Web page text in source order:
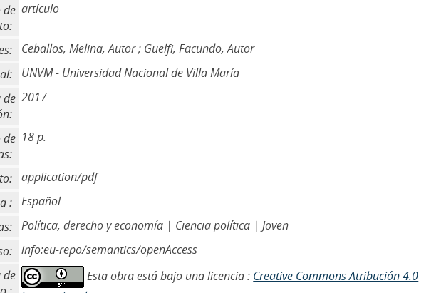
de artículo
Ceballos, Melina, Autor ; Guelfi, Facundo, Autor
UNVM - Universidad Nacional de Villa María
de 2017
de 18 p.
application/pdf
:
Español
Política, derecho y economía | Ciencia política | Joven
info:eu-repo/semantics/openAccess
de
Esta obra está bajo una licencia : Creative Commons Atribución 4.0